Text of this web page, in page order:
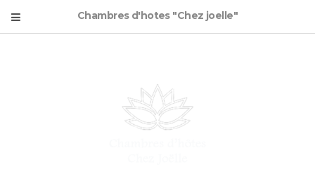
Chambres d'hotes "Chez joelle"